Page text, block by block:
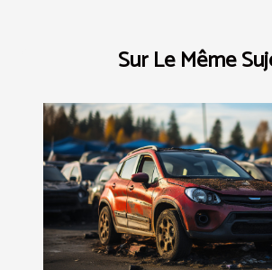
Sur Le Même